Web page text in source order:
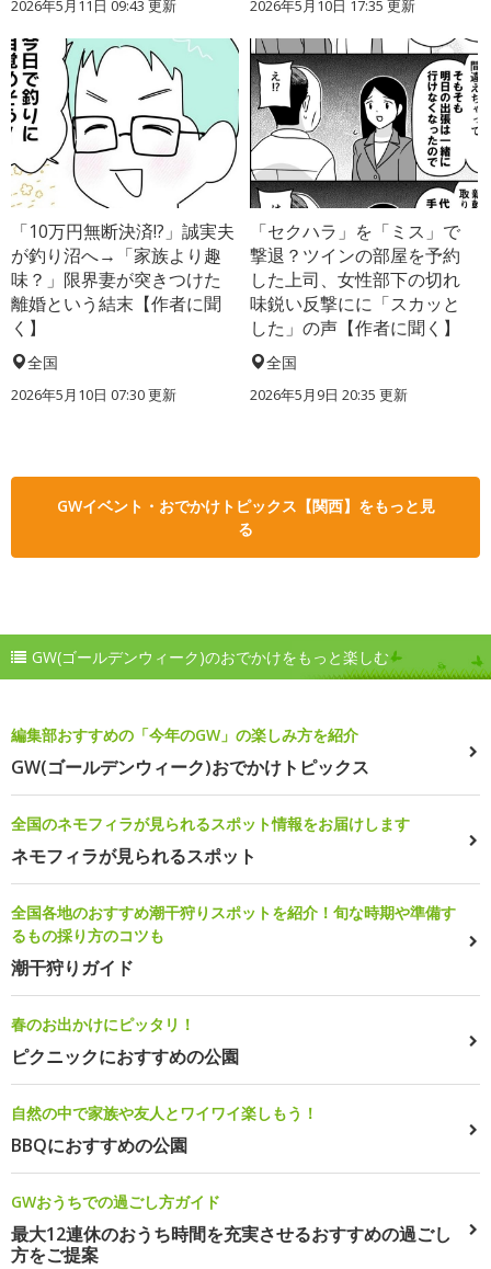
2026年5月11日 09:43 更新 2026年5月10日 17:35 更新
「10万円無断決済!?」誠実夫
が釣り沼へ→「家族より趣
味？」限界妻が突きつけた
離婚という結末【作者に聞
く】
全国
2026年5月10日 07:30 更新
「セクハラ」を「ミス」で
撃退？ツインの部屋を予約
した上司、女性部下の切れ
味鋭い反撃にに「スカッと
した」の声【作者に聞く】
全国
2026年5月9日 20:35 更新
GWイベント・おでかけトピックス【関西】をもっと見
る
GW(ゴールデンウィーク)のおでかけをもっと楽しむ
編集部おすすめの「今年のGW」の楽しみ方を紹介
GW(ゴールデンウィーク)おでかけトピックス
全国のネモフィラが見られるスポット情報をお届けします
ネモフィラが見られるスポット
全国各地のおすすめ潮干狩りスポットを紹介！旬な時期や準備す
るもの採り方のコツも
潮干狩りガイド
春のお出かけにピッタリ！
ピクニックにおすすめの公園
自然の中で家族や友人とワイワイ楽しもう！
BBQにおすすめの公園
GWおうちでの過ごし方ガイド
最大12連休のおうち時間を充実させるおすすめの過ごし
方をご提案